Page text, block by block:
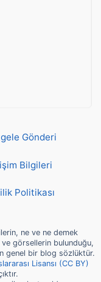
Gönderi
Bilgileri
Politikası
ne ve ne demek
ve görsellerin bulunduğu,
genel bir blog sözlüktür.
Lisansı (CC BY)